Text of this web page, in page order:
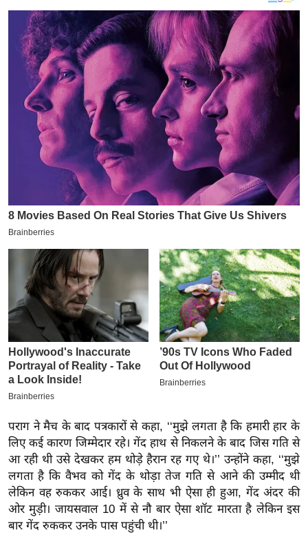
ल
क्रि
2
6
ई
-
पे
प
र
मि
ल
बे
मि
सा
ल
पराग ने मैच के बाद पत्रकारों से कहा, ‘‘मुझे लगता है कि हमारी हार के
लिए कई कारण जिम्मेदार रहे। गेंद हाथ से निकलने के बाद जिस गति से
आ रही थी उसे देखकर हम थोड़े हैरान रह गए थे।’’ उन्होंने कहा, ‘‘मुझे
लगता है कि वैभव को गेंद के थोड़ा तेज गति से आने की उम्मीद थी
लेकिन वह रुककर आई। ध्रुव के साथ भी ऐसा ही हुआ, गेंद अंदर की
ओर मुड़ी। जायसवाल 10 में से नौ बार ऐसा शॉट मारता है लेकिन इस
बार गेंद रुककर उनके पास पहुंची थी।’’